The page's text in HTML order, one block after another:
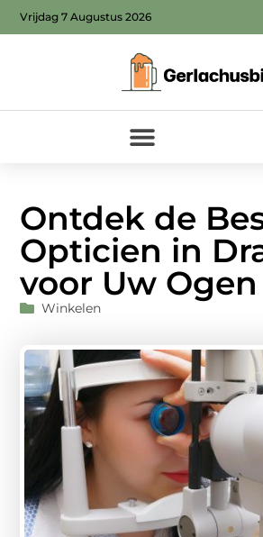
Vrijdag 7 Augustus 2026
Ontdek de
Opticien in
voor Uw Ogen
Winkelen